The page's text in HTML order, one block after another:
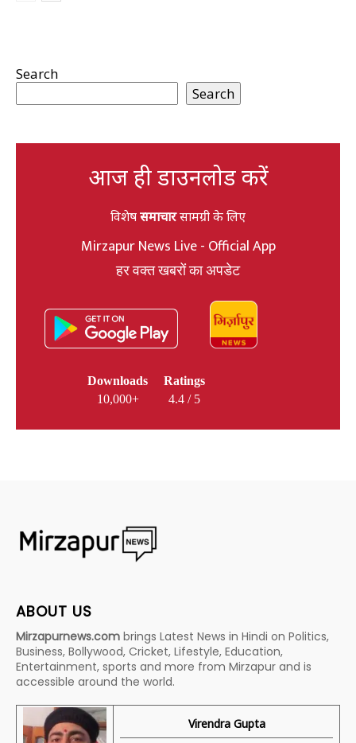
Search
Search
आज ही डाउनलोड करें
विशेषसमाचारसामग्री के लिए
Mirzapur News Live - Official App
हर वक्त खबरों का अपडेट
Downloads
10,000+
Ratings
4.4 / 5
ABOUT US
Mirzapurnews.com brings Latest News in Hindi on Politics,
Business, Bollywood, Cricket, Lifestyle, Education,
Entertainment, sports and more from Mirzapur and is
accessible around the world.
Virendra Gupta